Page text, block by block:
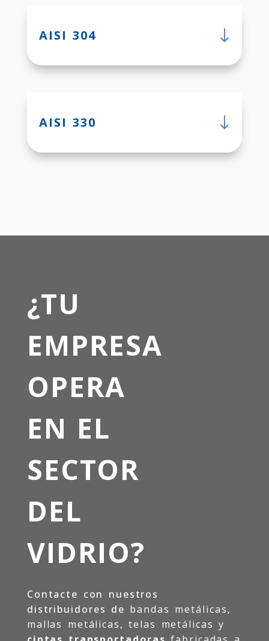
AISI 304
AISI 330
¿TU
EMPRESA
OPERA
EN EL
SECTOR
DEL
VIDRIO?
Contacte con nuestros
distribuidores de bandas metálicas,
mallas metálicas, telas metálicas y